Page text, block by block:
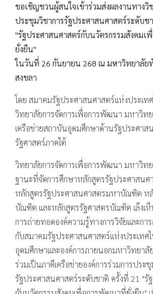
ขอเชิญชวนผู้สนใจเข้าร่วมส่งผลงานทางวิ
ประชุมวิชาการรัฐประศาสนศาสตร์ระดับช
"รัฐประศาสนศาสตร์กับนวัตรกรรมสังคม
ยั่งยืน"
ในวันที่ 26 กันยายน 268 ณ มหาวิทยาลัย
สงขลา
โดย สมาคมรัฐประศาสนศาสตร์แห่งประเท
วิทยาลัยการจัดการเพื่อการพัฒนา มหาวิท
เครือข่ายสถาบันอุดมศึกษาด้านรัฐประศาส
รัฐศาสตร์ภาคใต้
วิทยาลัยการจัดการเพื่อการพัฒนา มหาวิท
ฐานะที่จัดการศึกษาหลักสูตรรัฐประศาสน
หลักสูตรรัฐประศาสนศาสตรมหาบัณฑิต หลั
บัณฑิต และหลักสูตรรัฐศาสตรบัณฑิต เล็งเ
การถ่ายทอดองค์ความรู้ทางการวิจัยและกา
กับสมาคมรัฐประศาสนศาสตร์แห่งประเทศ
อุดมศึกษาและองค์การภายนอกมหาวิทยาลัย
ร่วมเป็นภาคีเครือข่ายองค์การร่วมการประชุ
รัฐประศาสนศาสตร์ระดับชาติ ครั้งที่ 21 "รั